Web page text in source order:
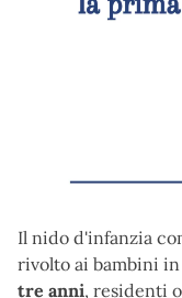
Il nido d'infanzia
rivolto ai bambini
tre anni, residenti